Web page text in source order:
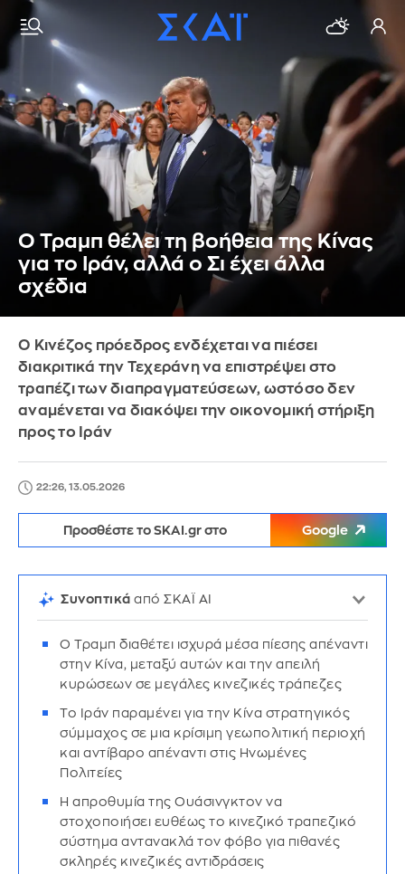
Ο Τραμπ θέλει τη βοήθεια της Κίνας
για το Ιράν, αλλά ο Σι έχει άλλα
σχέδια
Ο Κινέζος πρόεδρος ενδέχεται να πιέσει
διακριτικά την Τεχεράνη να επιστρέψει στο
τραπέζι των διαπραγματεύσεων, ωστόσο δεν
αναμένεται να διακόψει την οικονομική στήριξη
προς το Ιράν
22:26, 13.05.2026
Προσθέστε το SKAI.gr στο Google
Συνοπτικά από ΣΚΑΪ AI
Ο Τραμπ διαθέτει ισχυρά μέσα πίεσης απέναντι
στην Κίνα, μεταξύ αυτών και την απειλή
κυρώσεων σε μεγάλες κινεζικές τράπεζες
Το Ιράν παραμένει για την Κίνα στρατηγικός
σύμμαχος σε μια κρίσιμη γεωπολιτική περιοχή
και αντίβαρο απέναντι στις Ηνωμένες
Πολιτείες
Η απροθυμία της Ουάσινγκτον να
στοχοποιήσει ευθέως το κινεζικό τραπεζικό
σύστημα αντανακλά τον φόβο για πιθανές
σκληρές κινεζικές αντιδράσεις